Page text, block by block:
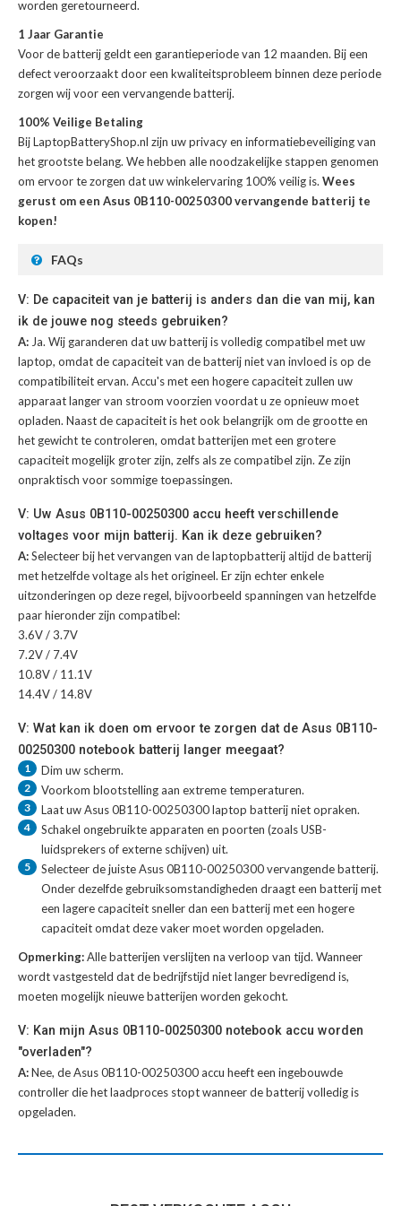
worden geretourneerd.
1 Jaar Garantie
Voor debatterij geldt een garantieperiode van 12 maanden. Bij een
defect veroorzaakt door een kwaliteitsprobleem binnen deze periode
zorgen wij voor een vervangende batterij.
100% Veilige Betaling
Bij LaptopBatteryShop.nl zijn uw privacy en informatiebeveiliging van
het grootste belang. We hebben alle noodzakelijke stappen genomen
om ervoor te zorgen dat uw winkelervaring 100% veilig is. Wees
gerust om een Asus 0B110-00250300 vervangende batterij te
kopen!
FAQs
V: De capaciteit van je batterij is anders dan die van mij, kan
ik de jouwe nog steeds gebruiken?
A: Ja. Wij garanderen dat uw batterij is volledig compatibel met uw
laptop, omdat de capaciteit van de batterij niet van invloed is op de
compatibiliteit ervan. Accu's met een hogere capaciteit zullen uw
apparaat langer van stroom voorzien voordat u ze opnieuw moet
opladen. Naast de capaciteit is het ook belangrijk om de grootte en
het gewicht te controleren, omdat batterijen met een grotere
capaciteit mogelijk groter zijn, zelfs als ze compatibel zijn. Ze zijn
onpraktisch voor sommige toepassingen.
V: Uw Asus 0B110-00250300 accu heeft verschillende
voltages voor mijn batterij. Kan ik deze gebruiken?
A:Selecteer bij het vervangen van de laptopbatterij altijd de batterij
met hetzelfde voltage als het origineel. Er zijn echter enkele
uitzonderingen op deze regel, bijvoorbeeld spanningen van hetzelfde
paar hieronder zijn compatibel:
3.6V / 3.7V
7.2V / 7.4V
10.8V / 11.1V
14.4V / 14.8V
V: Wat kan ik doen om ervoor te zorgen dat de Asus 0B110-
00250300 notebook batterij langer meegaat?
1 Dim uw scherm.
2 Voorkom blootstelling aan extreme temperaturen.
3 Laat uwAsus 0B110-00250300 laptop batterijniet opraken.
4
Schakel ongebruikte apparaten en poorten (zoals USB-
luidsprekers of externe schijven) uit.
5 Selecteer de juisteAsus 0B110-00250300 vervangende batterij.
Onder dezelfde gebruiksomstandigheden draagt een batterij met
een lagere capaciteit sneller dan een batterij met een hogere
capaciteit omdat deze vaker moet worden opgeladen.
Opmerking:Alle batterijen verslijten na verloop van tijd. Wanneer
wordt vastgesteld dat de bedrijfstijd niet langer bevredigend is,
moeten mogelijk nieuwe batterijen worden gekocht.
V: Kan mijn Asus 0B110-00250300 notebook accu worden
"overladen"?
A:Nee, de Asus 0B110-00250300 accu heeft een ingebouwde
controller die het laadproces stopt wanneer de batterij volledig is
opgeladen.